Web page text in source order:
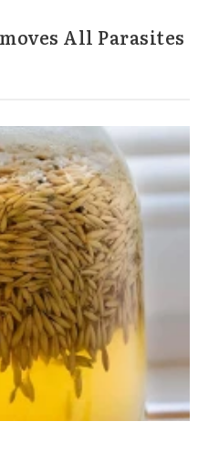
All Parasites